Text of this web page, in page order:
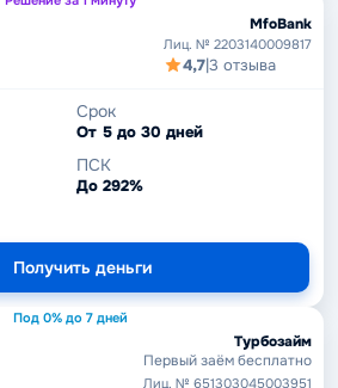
MfoBank
Лиц. № 2203140009817
4,7|3 отзыва
Срок
От 5 до 30 дней
ПСК
До 292%
Получить деньги
Под 0% до 7 дней
Турбозайм
Первый заём бесплатно
Лиц. № 651303045003951